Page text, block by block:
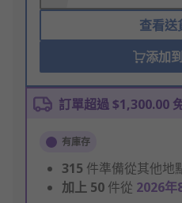
查看送
添加
訂單超過 $1,300.00
有庫存
315 件準備從其他地
加上 50 件從 2026年